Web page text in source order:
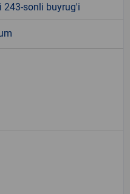
243-sonli buyrug'i